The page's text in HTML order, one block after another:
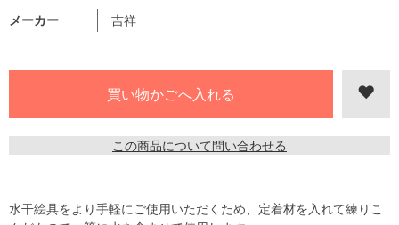
メーカー 吉祥
この商品について問い合わせる
水干絵具をより手軽にご使用いただくため、定着材を入れて練りこ